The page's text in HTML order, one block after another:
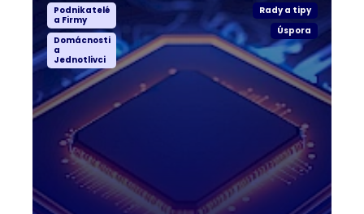
Podnikatelé
a Firmy
Domácnosti
a
Jednotlivci
Rady a tipy
Úspora